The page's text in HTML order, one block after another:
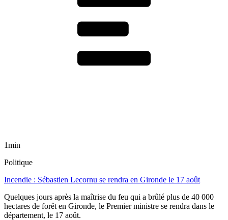
1min
Politique
Incendie : Sébastien Lecornu se rendra en Gironde le 17 août
Quelques jours après la maîtrise du feu qui a brûlé plus de 40 000
hectares de forêt en Gironde, le Premier ministre se rendra dans le
département, le 17 août.